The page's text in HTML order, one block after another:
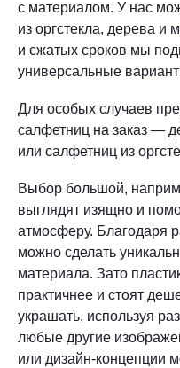
с материалом. У нас
из оргстекла, дерева и
и сжатых сроков мы
универсальные
Для особых случаев
салфетниц на заказ —
или салфетниц из
Выбор большой,
выглядят изящно и
атмосферу. Благодаря
можно сделать
материала. Зато
практичнее и стоят
украшать, используя
любые другие
или дизайн-концепции